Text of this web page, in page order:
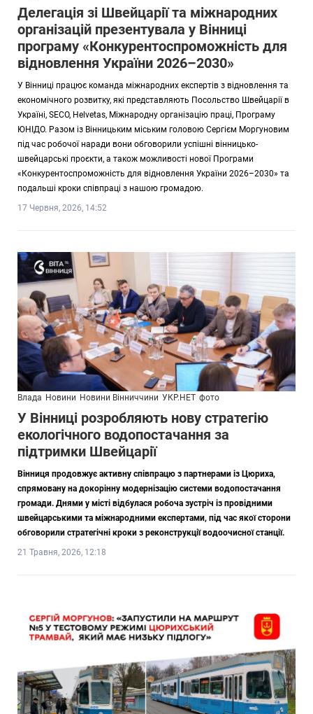
Делегація зі Швейцарії та міжнародних
організацій презентувала у Вінниці
програму «Конкурентоспроможність для
відновлення України 2026–2030»
У Вінниці працює команда міжнародних експертів з відновлення та
економічного розвитку, які представляють Посольство Швейцарії в
Україні, SECO, Helvetas, Міжнародну організацію праці, Програму
ЮНІДО. Разом із Вінницьким міським головою Сергієм Моргуновим
під час робочої наради вони обговорили успішні вінницько-
швейцарські проєкти, а також можливості нової Програми
«Конкурентоспроможність для відновлення України 2026–2030» та
подальші кроки співпраці з нашою громадою.
17 Червня, 2026, 14:52
Влада Новини Новини Вінниччини УКР.НЕТ фото
У Вінниці розробляють нову стратегію
екологічного водопостачання за
підтримки Швейцарії
Вінниця продовжує активну співпрацю з партнерами із Цюриха,
спрямовану на докорінну модернізацію системи водопостачання
громади. Днями у місті відбулася робоча зустріч із провідними
швейцарськими та міжнародними експертами, під час якої сторони
обговорили стратегічні кроки з реконструкції водоочисної станції.
21 Травня, 2026, 12:18